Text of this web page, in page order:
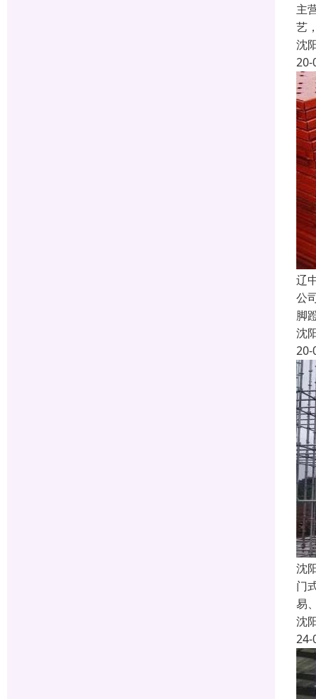
主
艺
沈
20-
辽
公
脚
沈
20-
沈
门
易
沈
24-